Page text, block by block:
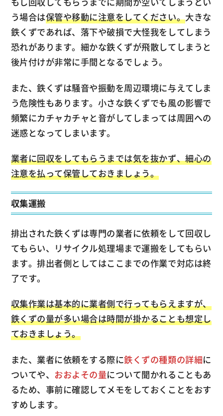
う場合は保管や移動に注意をしてください。大きな
鉄くずであれば、落下や破損で大怪我をしてしまう
恐れがあります。細かな鉄くずが飛散してしまうと
後片付けが非常に手間となるでしょう。
また、鉄くずは騒音や振動を周辺環境に与えてしま
う危険性もあります。小さな鉄くずでも風の影響で
頻繁にカチャカチャと音がしてしまっては周囲への
迷惑となってしまいます。
業者に回収をしてもらうまでは気を抜かず、細心の
注意を払って保管しておきましょう。
収集運搬
排出された鉄くずは専門の業者に依頼をして回収し
てもらい、リサイクル処理場まで運搬をしてもらい
ます。排出者側としてはここまでの作業で対応は終
了です。
収集作業は基本的に業者側で行ってもらえますが、
鉄くずの量が多い場合は時間が掛かることも想定し
ておきましょう。
また、業者に依頼をする際に鉄くずの種類の詳細に
ついてや、 おおよその量について聞かれることもあ
るため、事前に確認してメモをしておくことをおす
すめします。